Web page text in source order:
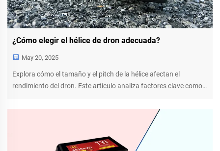
¿Cómo elegir el hélice de dron adecuada?
May 20, 2025
Explora cómo el tamaño y el pitch de la hélice afectan el
rendimiento del dron. Este artículo analiza factores clave como
ofreciendo conocimientos para optimizar diversas aplicaciones